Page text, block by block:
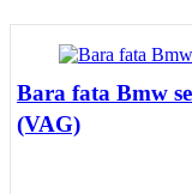
Bara fata Bmw
(VAG)